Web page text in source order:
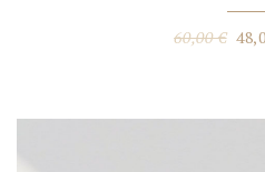
60,00€ Le